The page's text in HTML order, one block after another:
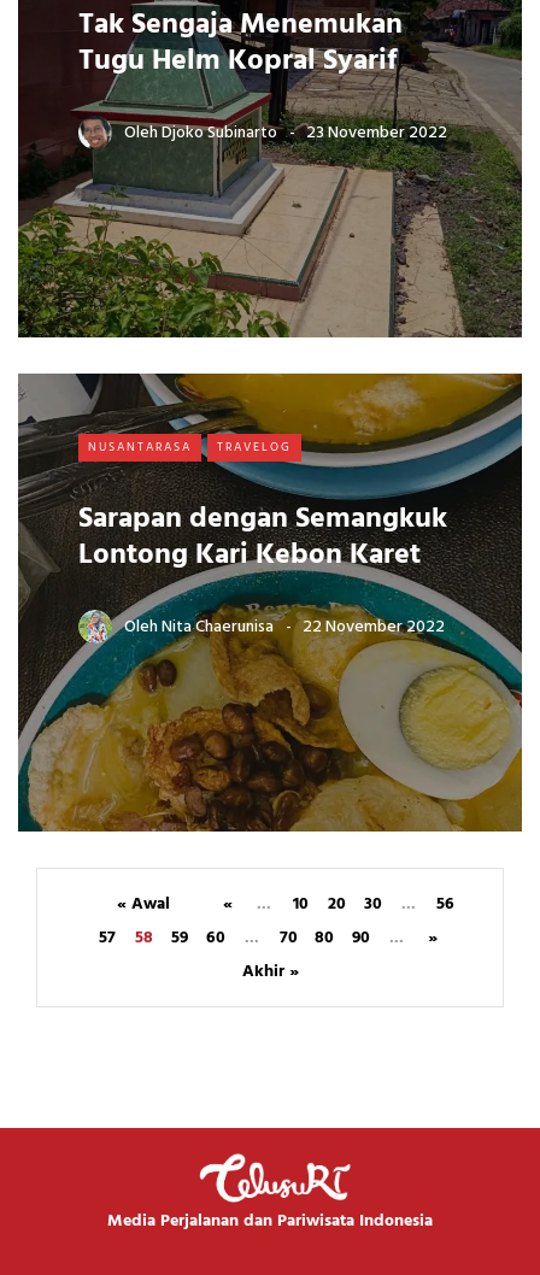
Tak Sengaja Menemukan
Tugu Helm Kopral Syarif
OlehDjoko Subinarto 23 November 2022
NUSANTARASA TRAVELOG
Sarapan dengan Semangkuk
Lontong Kari Kebon Karet
OlehNita Chaerunisa 22 November 2022
« Awal « ... 10 20 30 ...
56
57
58 59 60 ... 70 80 90 ...
»
Akhir »
Media Perjalanan dan Pariwisata Indonesia